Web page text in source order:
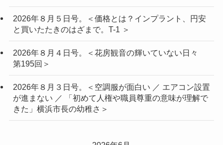
2026年８月５日号。＜価格とは？インプラント、円安
と買いたたきのはざまで。T-1 ＞
2026年８月４日号。＜花房観音の輝いていない日々
第195回＞
2026年８月３日号。＜空調服が面白い ／ エアコン設置
が進まない ／ 「初めて人権や職員尊重の意味が理解で
きた」横浜市長の幼稚さ＞